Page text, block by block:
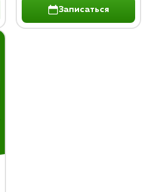
Записаться